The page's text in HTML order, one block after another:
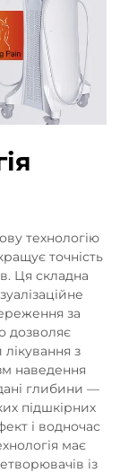
технологію
точність
Ця складна
за
дозволяє
з
наведення
глибини —
підшкірних
і водночас
має
із